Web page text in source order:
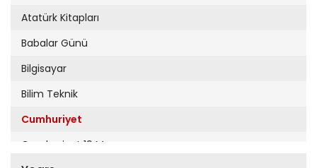
Atatürk Kitapları
Babalar Günü
Bilgisayar
Bilim Teknik
Cumhuriyet
Cumhuriyet 19 Mayıs